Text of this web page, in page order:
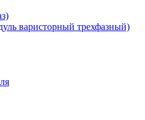
варисторный трехфазный)